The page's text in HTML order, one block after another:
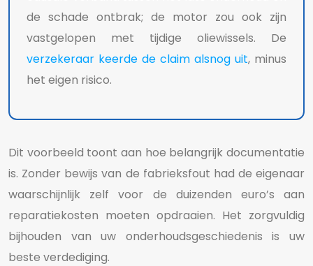
de schade ontbrak; de motor zou ook zijn
vastgelopen met tijdige oliewissels. De
verzekeraar keerde de claim alsnog uit, minus
het eigen risico.
Dit voorbeeld toont aan hoe belangrijk documentatie
is. Zonder bewijs van de fabrieksfout had de eigenaar
waarschijnlijk zelf voor de duizenden euro’s aan
reparatiekosten moeten opdraaien. Het zorgvuldig
bijhouden van uw onderhoudsgeschiedenis is uw
beste verdediging.